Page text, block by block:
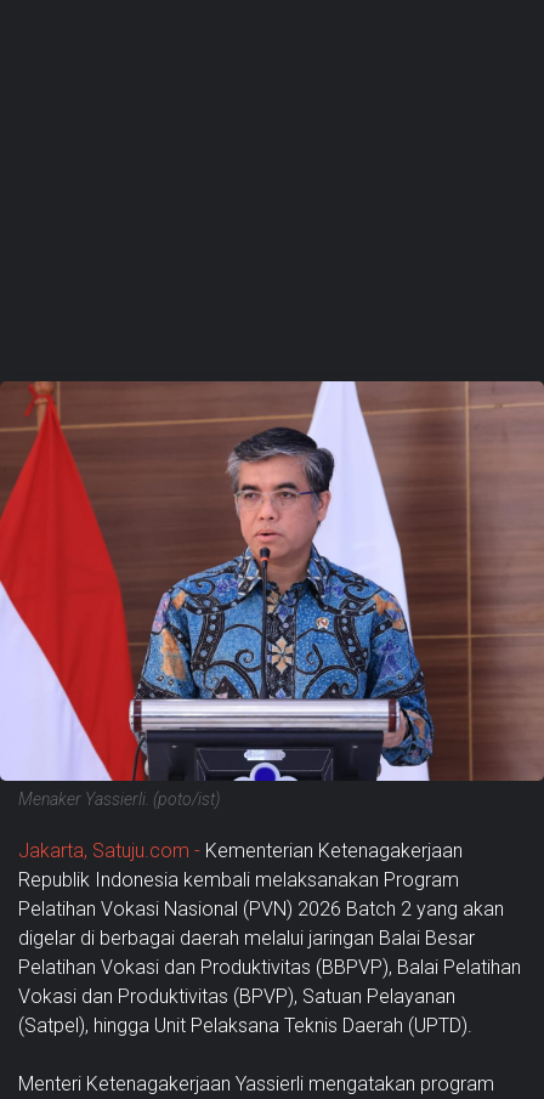
Menaker Yassierli. (poto/ist)
Jakarta, Satuju.com - Kementerian Ketenagakerjaan
Republik Indonesia kembali melaksanakan Program
Pelatihan Vokasi Nasional (PVN) 2026 Batch 2 yang akan
digelar di berbagai daerah melalui jaringan Balai Besar
Pelatihan Vokasi dan Produktivitas (BBPVP), Balai Pelatihan
Vokasi dan Produktivitas (BPVP), Satuan Pelayanan
(Satpel), hingga Unit Pelaksana Teknis Daerah (UPTD).
Menteri Ketenagakerjaan Yassierli mengatakan program